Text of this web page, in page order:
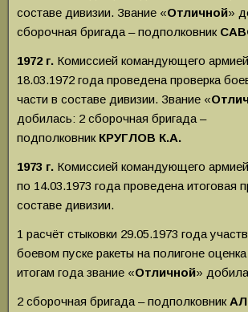
составе дивизии. Звание «Отличной»
сборочная бригада – подполковник
1972 г. Комиссией командующего
18.03.1972 года проведена проверка
части в составе дивизии. Звание «
добилась: 2 сборочная бригада –
подполковник КРУГЛОВ К.А.
1973 г. Комиссией командующего
по 14.03.1973 года проведена итоговая
составе дивизии.
1 расчёт стыковки 29.05.1973 года
боевом пуске ракеты на полигоне
итогам года звание «Отличной»
2 сборочная бригада – подполковник